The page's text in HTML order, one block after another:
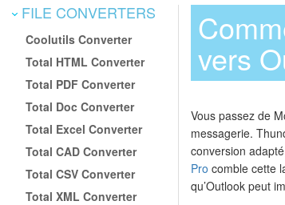
FILE CONVERTERS
Coolutils Converter
Total HTML Converter
Total PDF Converter
Total Doc Converter
Total Excel Converter
Total CAD Converter
Total CSV Converter
Total XML Converter
vers
Vous passez de
messagerie.
conversion
Pro comble cette
qu’Outlook peut